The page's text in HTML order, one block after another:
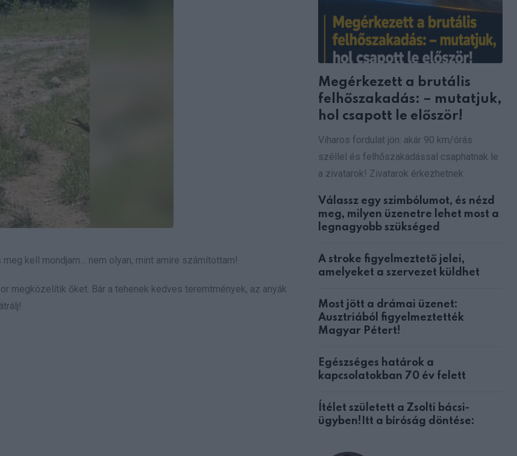
kell mondjam… nem olyan, mint amire számítottam!
megközelítik őket. Bár a tehenek kedves teremtmények, az anyák
Megérkezett a brutális
felhőszakadás: – mutatjuk,
hol csapott le először!
Viharos fordulat jön: akár 90 km/órás
széllel és felhőszakadással csaphatnak le
a zivatarok! Zivatarok érkezhetnek
Válassz egy szimbólumot, és nézd
meg, milyen üzenetre lehet most a
legnagyobb szükséged
A stroke figyelmeztető jelei,
amelyeket a szervezet küldhet
Most jött a drámai üzenet:
Ausztriából figyelmeztették
Magyar Pétert!
Egészséges határok a
kapcsolatokban 70 év felett
Ítélet született a Zsolti bácsi-
ügyben!Itt a bíróság döntése: